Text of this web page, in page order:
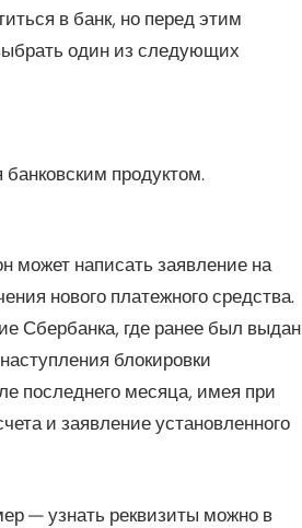
в банк, но перед этим
один из следующих
продуктом.
может написать заявление на
нового платежного средства.
Сбербанка, где ранее был выдан
блокировки
последнего месяца, имея при
и заявление установленного
— узнать реквизиты можно в